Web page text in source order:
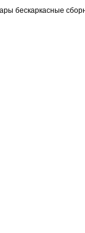
бескаркасные